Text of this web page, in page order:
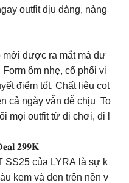
outfit dịu dàng, nàng
mới được ra mắt mà đư
ôm nhẹ, cổ phối vi
điểm tốt. Chất liệu cot
cả ngày vẫn dễ chịu ️ To
mọi outfit từ đi chơi, đi l
𝟐𝟗𝟗𝐊
SS25 của LYRA là sự k
kem và đen trên nền v